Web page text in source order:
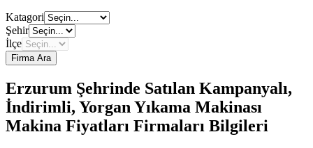
Katagori
Şehir
İlçe
Firma Ara
Erzurum Şehrinde Satılan Kampanyalı,
İndirimli, Yorgan Yıkama Makinası
Makina Fiyatları Firmaları Bilgileri